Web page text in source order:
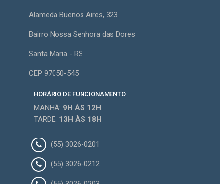
Alameda Buenos Aires, 323
Bairro Nossa Senhora das Dores
Santa Maria - RS
CEP 97050-545
HORÁRIO DE FUNCIONAMENTO
MANHÃ: 9H ÀS 12H
TARDE: 13H ÀS 18H
(55) 3026-0201
(55) 3026-0212